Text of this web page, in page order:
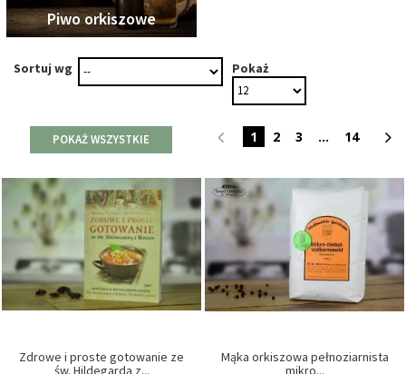
Piwo orkiszowe
Sortuj wg Pokaż
POKAŻ WSZYSTKIE 1 2 3 ... 14
Zdrowe i proste gotowanie ze
św. Hildegardą z...
Mąka orkiszowa pełnoziarnista
mikro...